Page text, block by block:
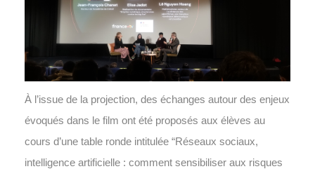
À l’issue de la projection, des échanges autour des enjeux
évoqués dans le film ont été proposés aux élèves au
cours d’une table ronde intitulée “Réseaux sociaux,
intelligence artificielle : comment sensibiliser aux risques